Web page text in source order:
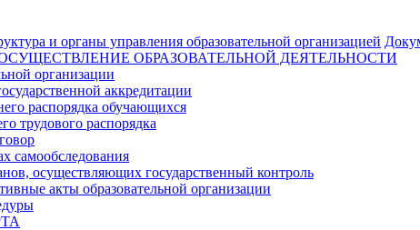
и органы управления образовательной организацией
ОБРАЗОВАТЕЛЬНОЙ ДЕЯТЕЛЬНОСТИ
организации
аккредитации
распорядка обучающихся
трудового распорядка
самообследования
осуществляющих государственный контроль
акты образовательной организации